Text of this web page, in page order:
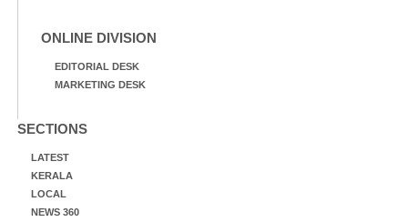
ONLINE DIVISION
EDITORIAL DESK
MARKETING DESK
SECTIONS
LATEST
KERALA
LOCAL
NEWS 360